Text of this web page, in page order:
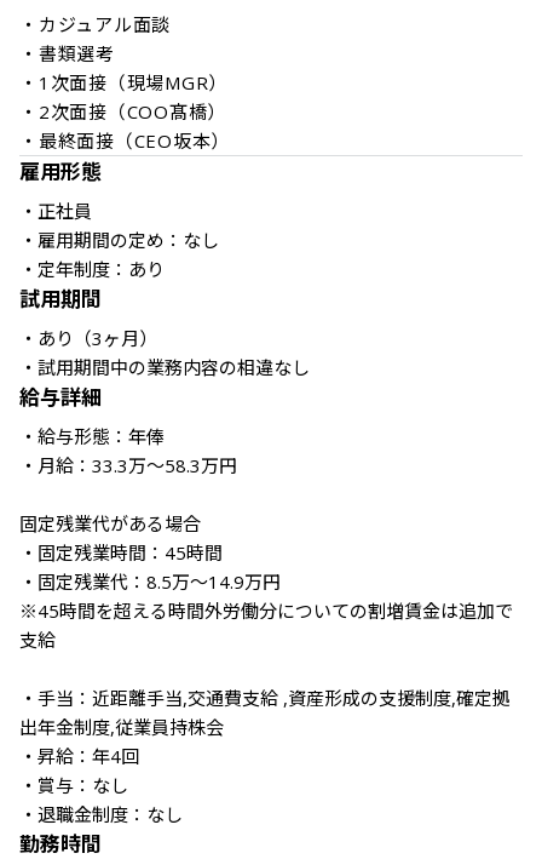
・カジュアル面談
・書類選考
・1次面接（現場MGR）
・2次面接（COO髙橋）
雇用形態
・正社員
・雇用期間の定め：なし
・定年制度：あり
試用期間
・あり（3ヶ月）
・試用期間中の業務内容の相違なし
給与詳細
・給与形態：年俸
・月給：33.3万～58.3万円
固定残業代がある場合
・固定残業時間：45時間
・固定残業代：8.5万～14.9万円
※45時間を超える時間外労働分についての割増賃金は追加で
支給
・手当：近距離手当,交通費支給 ,資産形成の支援制度,確定拠
出年金制度,従業員持株会
・昇給：年4回
・賞与：なし
・退職金制度：なし
勤務時間